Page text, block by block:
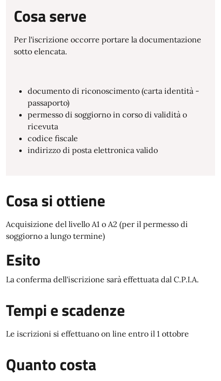
Cosa serve
Per l'iscrizione occorre portare la documentazione
sotto elencata.
documento di riconoscimento (carta identità -
passaporto)
permesso di soggiorno in corso di validità o
ricevuta
codice fiscale
indirizzo di posta elettronica valido
Cosa si ottiene
Acquisizione del livello A1 o A2 (per il permesso di
soggiorno a lungo termine)
Esito
La conferma dell'iscrizione sarà effettuata dal C.P.I.A.
Tempi e scadenze
Le iscrizioni si effettuano on line entro il 1 ottobre
Quanto costa